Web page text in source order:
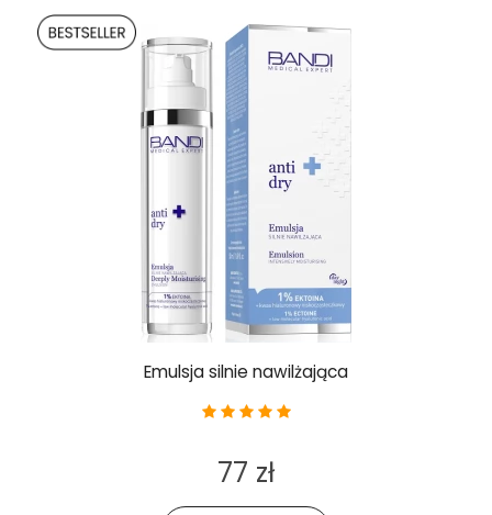
Emulsja silnie nawilżająca
77 zł